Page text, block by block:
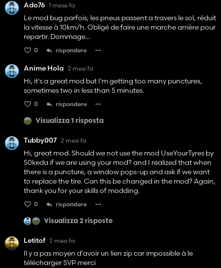
Ado76 1 mese fa
Le mod bug parfois; les pneus passent a travers le sol, réduit
la vitesse à 10km/h. Obligé de faire une marche arrière pour
repartir. Dommage...
0 rispondere
Anime Hola 2 mesi fa
Hi, it's a great mod but I'm getting too many punctures,
sometimes two in less than 5 minutes.
0 rispondere
Visualizza 1 risposta
Tubby007 2 mesi fa
Hi, great mod. Should we not use the mod UseYourTyres by
50keda if we are using your mod? and I realized that when
there is a puncture, a window pops-up and ask if we want
to replace the tire. Can this be changed in the mod? Again,
thank you for your skills of modding.
0 rispondere
Visualizza 2 risposte
Letitof 2 mesi fa
Il y a pas moyen d'avoir un lien zip car impossible à le
télécharger SVP merci